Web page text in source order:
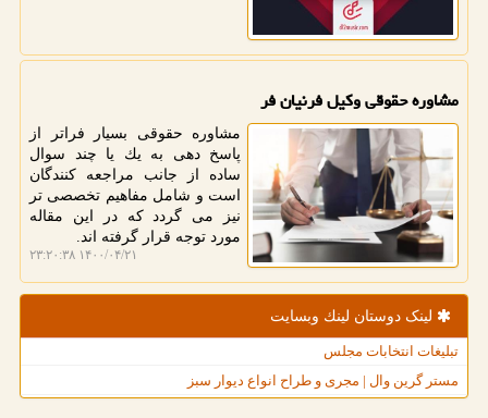
مشاوره حقوقی وكیل فرنیان فر
مشاوره حقوقی بسیار فراتر از
پاسخ دهی به یك یا چند سوال
ساده از جانب مراجعه كنندگان
است و شامل مفاهیم تخصصی تر
نیز می گردد كه در این مقاله
مورد توجه قرار گرفته اند.
۱۴۰۰/۰۴/۲۱ ۲۳:۲۰:۳۸
لینک دوستان لینك وبسایت
تبلیغات انتخابات مجلس
مستر گرین وال | مجری و طراح انواع دیوار سبز